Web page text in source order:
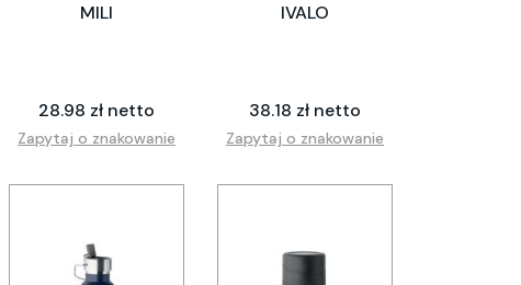
MILI
28.98 zł netto
Zapytaj o znakowanie
IVALO
38.18 zł netto
Zapytaj o znakowanie